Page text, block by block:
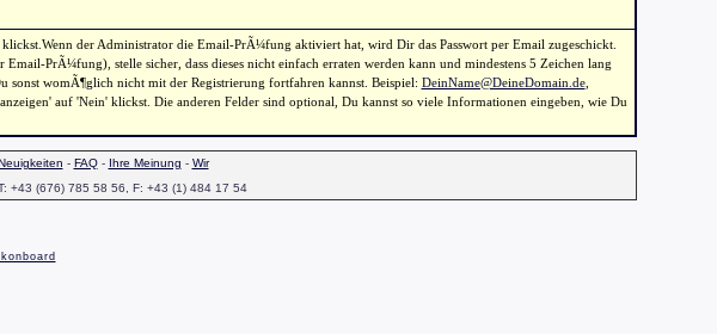
der Administrator die Email-PrÃ¼fung aktiviert hat, wird Dir das Passwort per Email zugeschickt.
PrÃ¼fung), stelle sicher, dass dieses nicht einfach erraten werden kann und mindestens 5 Zeichen lang
sonst womÃ¶glich nicht mit der Registrierung fortfahren kannst. Beispiel: DeinName@DeineDomain.de,
auf 'Nein' klickst. Die anderen Felder sind optional, Du kannst so viele Informationen eingeben, wie Du
- FAQ- Ihre Meinung - Wir
+43 (676) 785 58 56, F: +43 (1) 484 17 54
Ikonboard